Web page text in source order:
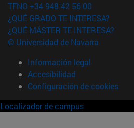
TFNO +34 948 42 56 00
¿QUÉ GRADO TE INTERESA?
¿QUÉ MÁSTER TE INTERESA?
© Universidad de Navarra
Información legal
Accesibilidad
Configuración de cookies
Localizador de campus